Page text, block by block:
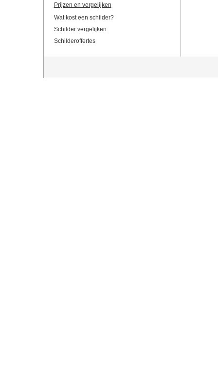
Prijzen en vergelijken
Wat kost een schilder?
Schilder vergelijken
Schilderoffertes